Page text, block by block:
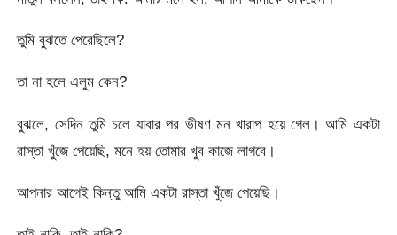
তুমি বুঝতে পেরেছিলে?
তা না হলে এলুম কেন?
বুঝলে, সেদিন তুমি চলে যাবার পর ভীষণ মন খারাপ হয়ে গেল। আমি একটা
রাস্তা খুঁজে পেয়েছি, মনে হয় তোমার খুব কাজে লাগবে।
আপনার আগেই কিন্তু আমি একটা রাস্তা খুঁজে পেয়েছি।